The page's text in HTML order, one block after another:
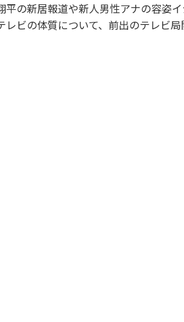
の新居報道や新人男性アナの容姿
ビの体質について、前出のテレビ